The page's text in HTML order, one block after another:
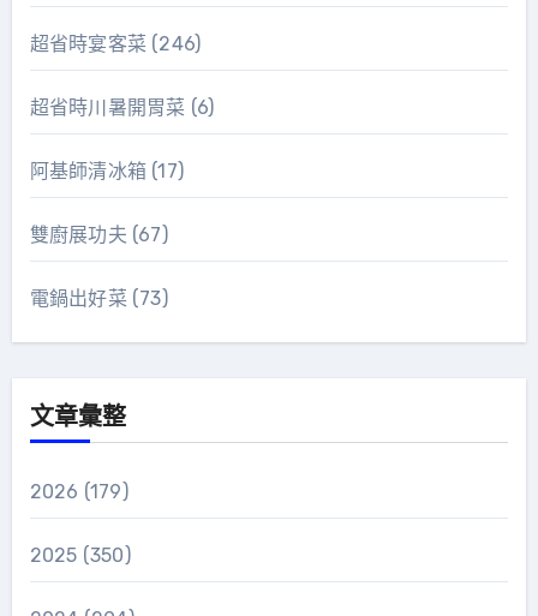
超省時宴客菜 (246)
超省時川暑開胃菜 (6)
阿基師清冰箱(17)
雙廚展功夫 (67)
電鍋出好菜 (73)
文章彙整
2026 (179)
2025 (350)